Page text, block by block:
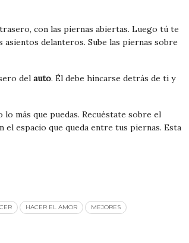
con las piernas abiertas. Luego tú te
delanteros. Sube las piernas sobre
del auto. Él debe hincarse detrás de ti y
más que puedas. Recuéstate sobre el
espacio que queda entre tus piernas. Esta
HACER EL AMOR MEJORES